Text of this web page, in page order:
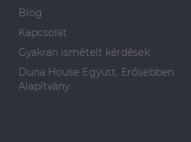
Blog
Kapcsolat
Gyakran ismételt kérdések
Duna House Együtt, Erősebben
Alapítvány